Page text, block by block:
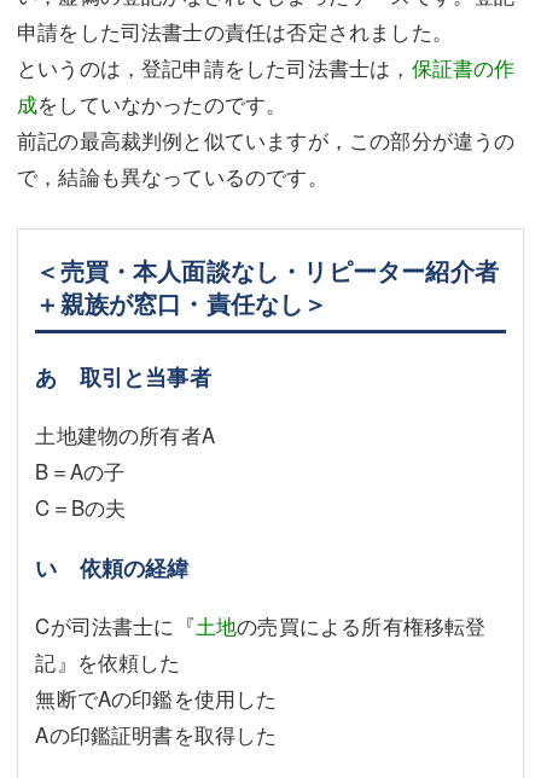
申請をした司法書士の責任は否定されました。
というのは，登記申請をした司法書士は， 保証書の作
成をしていなかったのです。
前記の最高裁判例と似ていますが，この部分が違うの
で，結論も異なっているのです。
＜売買・本人面談なし・リピーター紹介者
＋親族が窓口・責任なし＞
あ 取引と当事者
土地建物の所有者A
B＝Aの子
C＝Bの夫
い 依頼の経緯
Cが司法書士に『土地の売買による所有権移転登
記』を依頼した
無断でAの印鑑を使用した
Aの印鑑証明書を取得した